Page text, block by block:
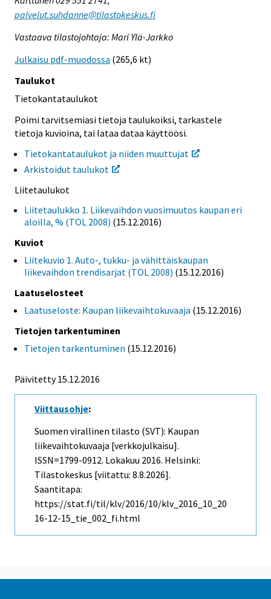
palvelut.suhdanne@tilastokeskus.fi
Vastaava tilastojohtaja: Mari Ylä-Jarkko
Julkaisu pdf-muodossa (265,6 kt)
Taulukot
Tietokantataulukot
Poimi tarvitsemiasi tietoja taulukoiksi, tarkastele
tietoja kuvioina, tai lataa dataa käyttöösi.
Tietokantataulukot ja niiden muuttujat
Arkistoidut taulukot
Liitetaulukot
Liitetaulukko 1. Liikevaihdon vuosimuutos kaupan eri
aloilla, % (TOL 2008) (15.12.2016)
Kuviot
Liitekuvio 1. Auto-, tukku- ja vähittäiskaupan
liikevaihdon trendisarjat (TOL 2008) (15.12.2016)
Laatuselosteet
Laatuseloste: Kaupan liikevaihtokuvaaja (15.12.2016)
Tietojen tarkentuminen
Tietojen tarkentuminen (15.12.2016)
Päivitetty 15.12.2016
Viittausohje:
Suomen virallinen tilasto (SVT): Kaupan
liikevaihtokuvaaja [verkkojulkaisu].
ISSN=1799-0912. Lokakuu 2016. Helsinki:
Tilastokeskus [viitattu: 8.8.2026].
Saantitapa:
https://stat.fi/til/klv/2016/10/klv_2016_10_20
16-12-15_tie_002_fi.html